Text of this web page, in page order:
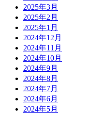
2025年3月
2025年2月
2025年1月
2024年12月
2024年11月
2024年10月
2024年9月
2024年8月
2024年7月
2024年6月
2024年5月